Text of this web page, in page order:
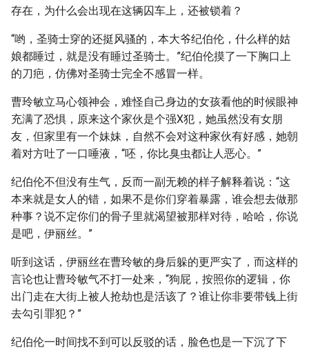
存在，为什么会出现在这辆囚车上，还被锁着？
“哟，圣骑士穿的还挺风骚的，本大爷纪伯伦，什么样的姑
娘都睡过，就是没有睡过圣骑士。”纪伯伦摸了一下胸口上
的刀疤，仿佛对圣骑士完全不感冒一样。
曹玲敏立马心领神会，难怪自己身边的女孩看他的时候眼神
充满了恐惧，原来这个家伙是个强X犯，她虽然没有女朋
友，但家里有一个妹妹，自然不会对这种家伙有好感，她朝
着对方吐了一口唾液，“呸，你比臭虫都让人恶心。”
纪伯伦不但没有生气，反而一副无赖的样子解释着说：“这
本来就是女人的错，如果不是你们穿着暴露，谁会想去做那
种事？说不定你们的骨子里就渴望被那样对待，哈哈，你说
是吧，伊丽丝。”
听到这话，伊丽丝在曹玲敏的身后躲的更严实了，而这样的
言论也让曹玲敏气不打一处来，“狗屁，按照你的逻辑，你
出门走在大街上被人抢劫也是活该了？谁让你非要带钱上街
去勾引罪犯？”
纪伯伦一时间找不到可以反驳的话，脸色也是一下沉了下